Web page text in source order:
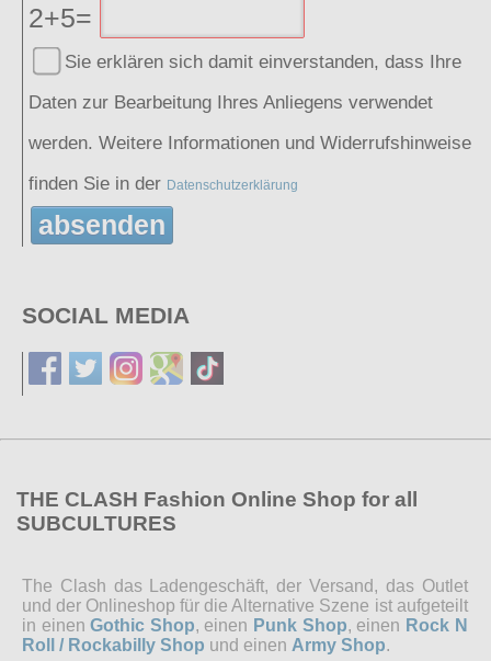
2+5=
Sie erklären sich damit einverstanden, dass Ihre
Daten zur Bearbeitung Ihres Anliegens verwendet
werden. Weitere Informationen und Widerrufshinweise
finden Sie in der Datenschutzerklärung
absenden
SOCIAL MEDIA
THE CLASH Fashion Online Shop for all
SUBCULTURES
The Clash das Ladengeschäft, der Versand, das Outlet
und der Onlineshop für die Alternative Szene ist aufgeteilt
in einenGothic Shop, einen Punk Shop, einen Rock N
Roll / Rockabilly Shop und einen Army Shop.